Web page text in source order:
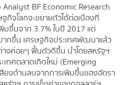
BF Economic Research
กิจโลกจะขยายตัวได้ต่อเนื่องที่
มขึ้นจาก 3.7% ในปี 2017 แต่
ากขึ้น เศรษฐกิจประเทศพัฒนาแล้ว
งค่อยๆ ฟื้นตัวดีขึ้น นำโดยสหรัฐฯ
ทศตลาดเกิดใหม่ (Emerging
ยงด้านลบจากการเพิ่มขึ้นของอัตรา